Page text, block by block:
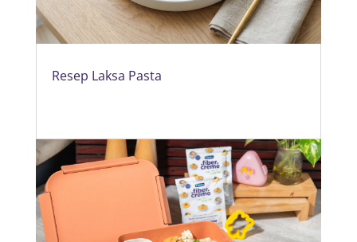
Resep Laksa Pasta